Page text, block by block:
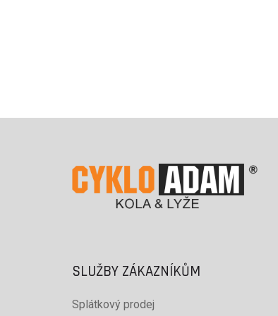
SLUŽBY ZÁKAZNÍKŮM
Splátkový prodej